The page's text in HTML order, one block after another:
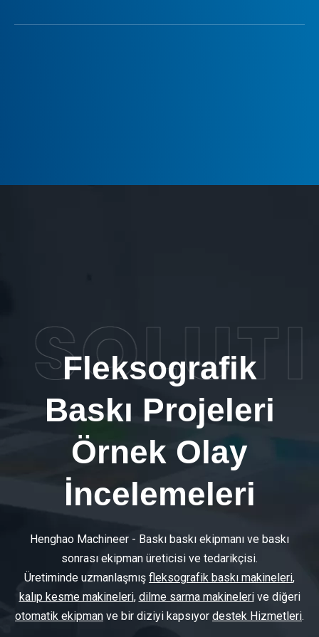
Fleksografik
Baskı Projeleri
Örnek Olay
İncelemeleri
Henghao Machineer - Baskı baskı ekipmanı ve baskı
sonrası ekipman üreticisi ve tedarikçisi.
Üretiminde uzmanlaşmış fleksografik baskı makineleri,
kalıp kesme makineleri, dilme sarma makinelerive diğeri
otomatik ekipman ve bir diziyi kapsıyor destek Hizmetleri.